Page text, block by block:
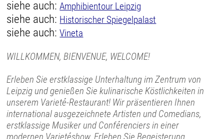
siehe auch:Amphibientour Leipzig
siehe auch: Historischer Spiegelpalast
siehe auch:Vineta
WILLKOMMEN, BIENVENUE, WELCOME!
Erleben Sie erstklassige Unterhaltung im Zentrum von
Leipzig und genießen Sie kulinarische Köstlichkeiten in
unserem Varieté-Restaurant! Wir präsentieren Ihnen
international ausgezeichnete Artisten und Comedians,
erstklassige Musiker und Conférenciers in einer
modernen Varietéshow. Erleben Sie Begeisterung